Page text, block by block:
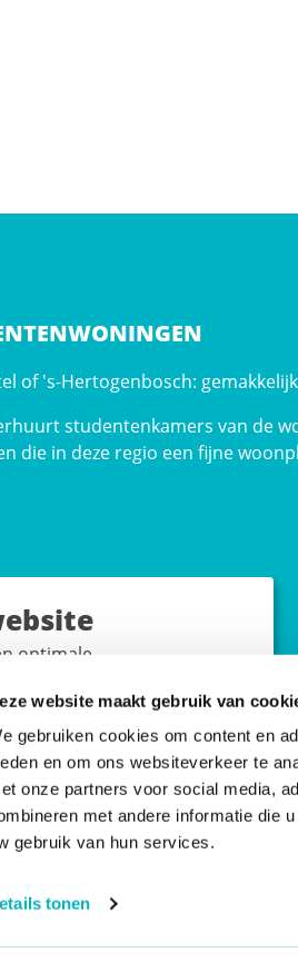
website maakt gebruik van
gebruiken cookies om content en
en om ons websiteverkeer te
onze partners voor social media,
met andere informatie die
gebruik van hun services.
tonen
of 's-Hertogenbosch:
studentenkamers van de
die in deze regio een fijne
statement
App
optimale
te onthouden. Geef
in. Bekijk ons